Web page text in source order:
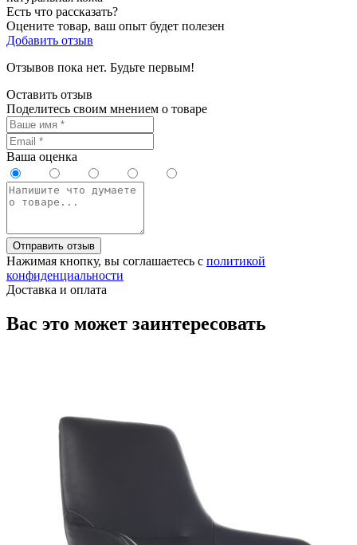
Есть что рассказать?
Оцените товар, ваш опыт будет полезен
Добавить отзыв
Отзывов пока нет. Будьте первым!
Оставить отзыв
Поделитесь своим мнением о товаре
Ваша оценка
Отправить отзыв
Нажимая кнопку, вы соглашаетесь с политикой
конфиденциальности
Доставка и оплата
Вас это может заинтересовать